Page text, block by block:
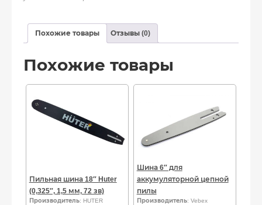
Похожие товары Отзывы (0)
Похожие товары
Пильная шина 18″ Huter
(0,325″, 1,5 мм, 72 зв)
Производитель: HUTER
Шина 6″ для
аккумуляторной цепной
пилы
Производитель: Vebex